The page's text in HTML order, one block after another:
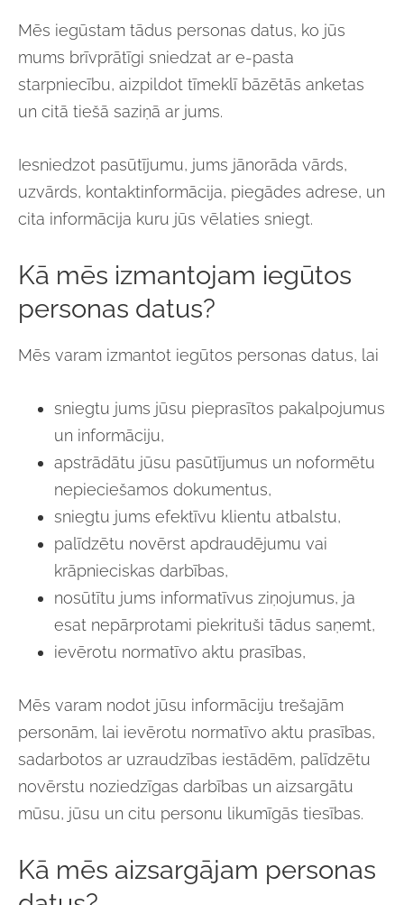
Mēs iegūstam tādus personas datus, ko jūs
mums brīvprātīgi sniedzat ar e-pasta
starpniecību, aizpildot tīmeklī bāzētās anketas
un citā tiešā saziņā ar jums.
Iesniedzot pasūtījumu, jums jānorāda vārds,
uzvārds, kontaktinformācija, piegādes adrese, un
cita informācija kuru jūs vēlaties sniegt.
Kā mēs izmantojam iegūtos
personas datus?
Mēs varam izmantot iegūtos personas datus, lai
sniegtu jums jūsu pieprasītos pakalpojumus
un informāciju,
apstrādātu jūsu pasūtījumus un noformētu
nepieciešamos dokumentus,
sniegtu jums efektīvu klientu atbalstu,
palīdzētu novērst apdraudējumu vai
krāpnieciskas darbības,
nosūtītu jums informatīvus ziņojumus, ja
esat nepārprotami piekrituši tādus saņemt,
ievērotu normatīvo aktu prasības,
Mēs varam nodot jūsu informāciju trešajām
personām, lai ievērotu normatīvo aktu prasības,
sadarbotos ar uzraudzības iestādēm, palīdzētu
novērstu noziedzīgas darbības un aizsargātu
mūsu, jūsu un citu personu likumīgās tiesības.
Kā mēs aizsargājam personas